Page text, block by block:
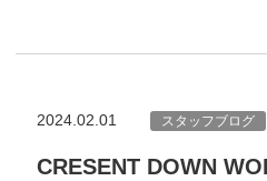
2024.02.01 スタッフブログ
CRESENT DOWN